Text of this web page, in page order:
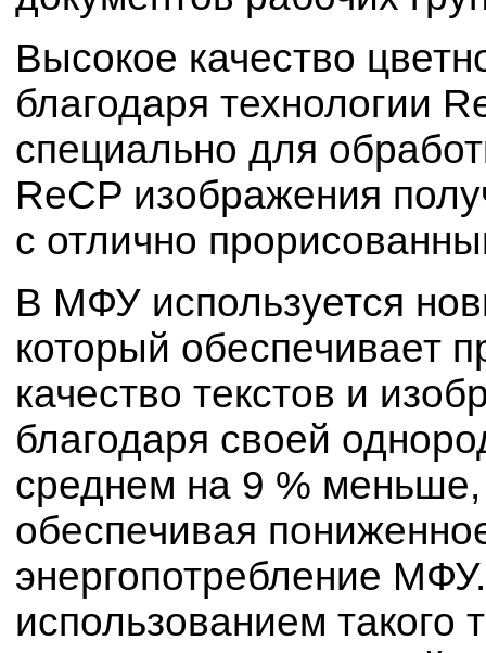
Высокое качество
благодаря технологии
специально для
ReCP изображения
с отлично
В МФУ используется
который обеспечивает
качество текстов и
благодаря своей
среднем на 9 %
обеспечивая
энергопотребление
использованием такого